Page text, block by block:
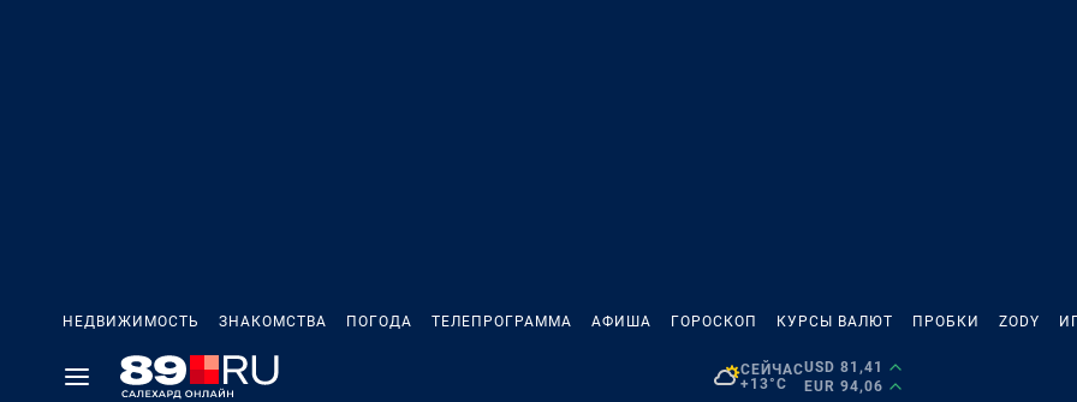
НЕДВИЖИМОСТЬ ЗНАКОМСТВА ПОГОДА ТЕЛЕПРОГРАММА АФИША ГОРОСКОП КУРСЫ ВАЛЮТ ПРОБКИ ZODY
СЕЙЧАС
+13°C
USD 81,41
EUR 94,06